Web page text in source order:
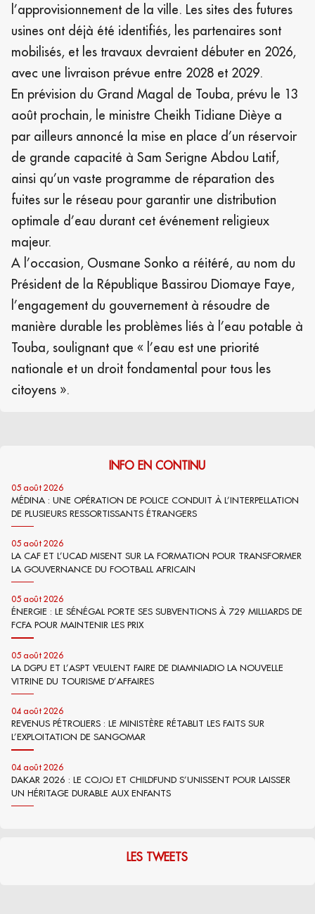
l’approvisionnement de la ville. Les sites des futures
usines ont déjà été identifiés, les partenaires sont
mobilisés, et les travaux devraient débuter en 2026,
avec une livraison prévue entre 2028 et 2029.
En prévision du Grand Magal de Touba, prévu le 13
août prochain, le ministre Cheikh Tidiane Dièye a
par ailleurs annoncé la mise en place d’un réservoir
de grande capacité à Sam Serigne Abdou Latif,
ainsi qu’un vaste programme de réparation des
fuites sur le réseau pour garantir une distribution
optimale d’eau durant cet événement religieux
majeur.
A l’occasion, Ousmane Sonko a réitéré, au nom du
Président de la République Bassirou Diomaye Faye,
l’engagement du gouvernement à résoudre de
manière durable les problèmes liés à l’eau potable à
Touba, soulignant que « l’eau est une priorité
nationale et un droit fondamental pour tous les
citoyens ».
INFO EN CONTINU
05 août 2026
MÉDINA : UNE OPÉRATION DE POLICE CONDUIT À L’INTERPELLATION
DE PLUSIEURS RESSORTISSANTS ÉTRANGERS
05 août 2026
LA CAF ET L’UCAD MISENT SUR LA FORMATION POUR TRANSFORMER
LA GOUVERNANCE DU FOOTBALL AFRICAIN
05 août 2026
ÉNERGIE : LE SÉNÉGAL PORTE SES SUBVENTIONS À 729 MILLIARDS DE
FCFA POUR MAINTENIR LES PRIX
05 août 2026
LA DGPU ET L’ASPT VEULENT FAIRE DE DIAMNIADIO LA NOUVELLE
VITRINE DU TOURISME D’AFFAIRES
04 août 2026
REVENUS PÉTROLIERS : LE MINISTÈRE RÉTABLIT LES FAITS SUR
L’EXPLOITATION DE SANGOMAR
04 août 2026
DAKAR 2026 : LE COJOJ ET CHILDFUND S’UNISSENT POUR LAISSER
UN HÉRITAGE DURABLE AUX ENFANTS
LES TWEETS